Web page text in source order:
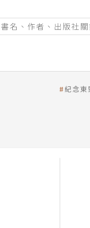
紀念東